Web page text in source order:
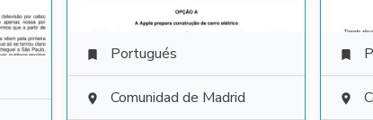
 Portugués
 Comunidad de Madrid

